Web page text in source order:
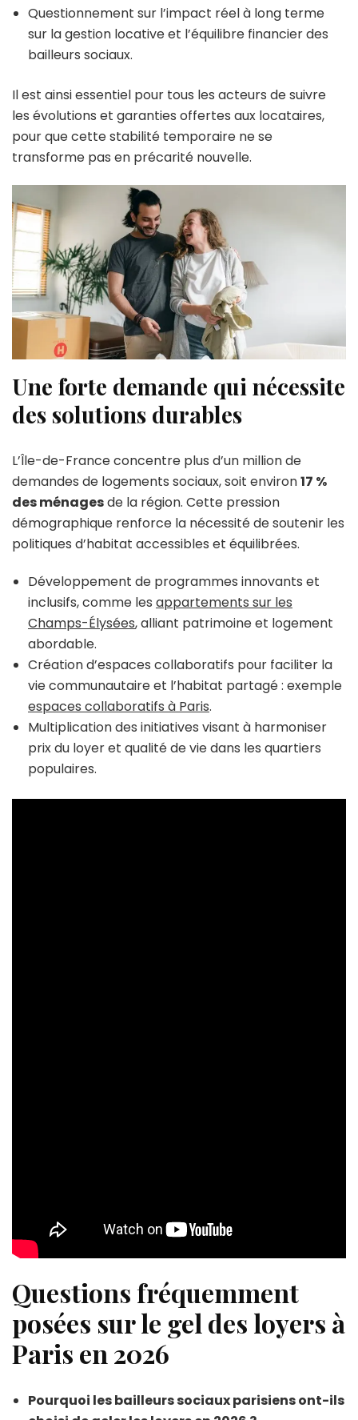
Questionnement sur l’impact réel à long terme
sur la gestion locative et l’équilibre financier des
bailleurs sociaux.
Il est ainsi essentiel pour tous les acteurs de suivre
les évolutions et garanties offertes aux locataires,
pour que cette stabilité temporaire ne se
transforme pas en précarité nouvelle.
Une forte demande qui nécessite
des solutions durables
L’Île-de-France concentre plus d’un million de
demandes de logements sociaux, soit environ17 %
des ménagesde la région. Cette pression
démographique renforce la nécessité de soutenir les
politiques d’habitat accessibles et équilibrées.
Développement de programmes innovants et
inclusifs, comme les appartements sur les
Champs-Élysées, alliant patrimoine et logement
abordable.
Création d’espaces collaboratifs pour faciliter la
vie communautaire et l’habitat partagé : exemple
espaces collaboratifs à Paris.
Multiplication des initiatives visant à harmoniser
prix du loyer et qualité de vie dans les quartiers
populaires.
Questions fréquemment
posées sur le gel des loyers à
Paris en 2026
Pourquoi les bailleurs sociaux parisiens ont-ils